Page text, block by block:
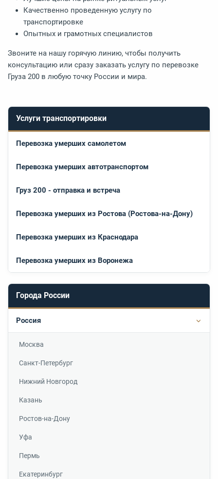
Услуги транспортировки
Перевозка умерших самолетом
Перевозка умерших автотранспортом
Груз 200 - отправка и встреча
Перевозка умерших из Ростова (Ростова-на-Дону)
Перевозка умерших из Краснодара
Перевозка умерших из Воронежа
Города России
Россия
Москва
Санкт-Петербург
Нижний Новгород
Казань
Ростов-на-Дону
Уфа
Пермь
Екатеринбург
Качественно проведенную услугу по
транспортировке
Опытных и грамотных специалистов
Звоните на нашу горячую линию, чтобы получить
консультацию или сразу заказать услугу по перевозке
Груза 200 в любую точку России и мира.